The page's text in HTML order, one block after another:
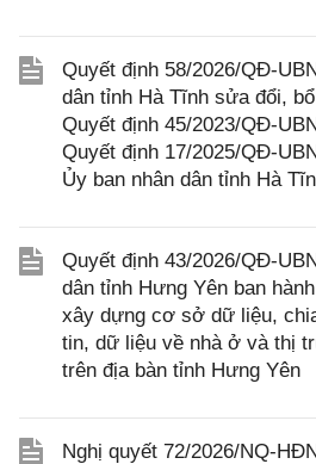
Quyết định 58/2026/QĐ-
dân tỉnh Hà Tĩnh sửa đổi,
Quyết định 45/2023/QĐ-
Quyết định 17/2025/QĐ-
Ủy ban nhân dân tỉnh Hà
Quyết định 43/2026/QĐ-
dân tỉnh Hưng Yên ban
xây dựng cơ sở dữ liệu,
tin, dữ liệu về nhà ở và thị
trên địa bàn tỉnh Hưng Yên
Nghị quyết 72/2026/NQ-